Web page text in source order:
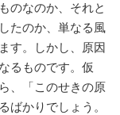
のなのか、それと
たのか、単なる風
す。しかし、原因
るものです。仮
、「このせきの原
ばかりでしょう。